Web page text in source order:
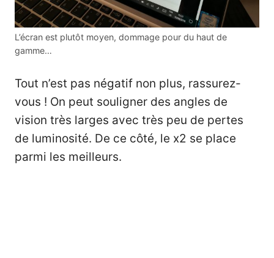
L’écran est plutôt moyen, dommage pour du haut de
gamme…
Tout n’est pas négatif non plus, rassurez-
vous ! On peut souligner des angles de
vision très larges avec très peu de pertes
de luminosité. De ce côté, le x2 se place
parmi les meilleurs.